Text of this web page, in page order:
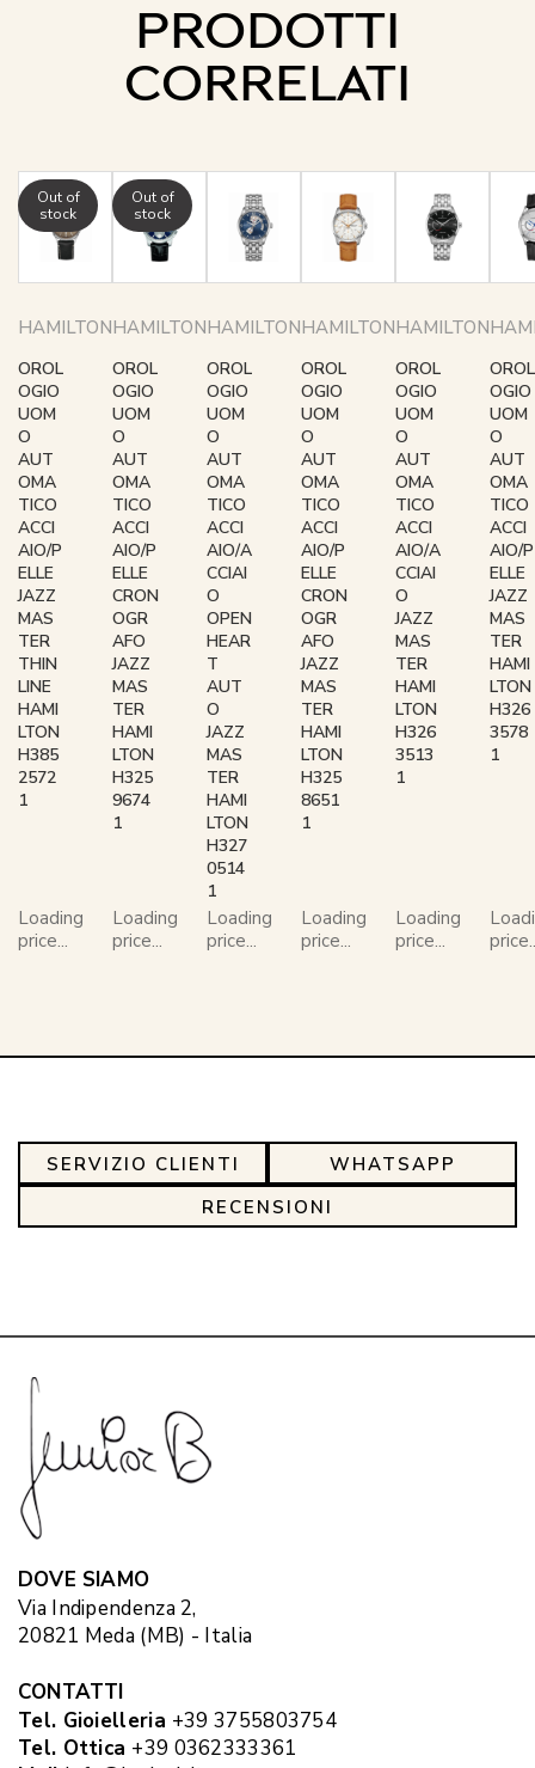
PRODOTTI
CORRELATI
HAMILTON
Out of
stock
OROL
OGIO
UOM
O
AUT
OMA
TICO
ACCI
AIO/P
ELLE
JAZZ
MAS
TER
THIN
LINE
HAMI
LTON
H385
2572
1
Loading
price...
HAMILTON
Out of
stock
OROL
OGIO
UOM
O
AUT
OMA
TICO
ACCI
AIO/P
ELLE
CRON
OGR
AFO
JAZZ
MAS
TER
HAMI
LTON
H325
9674
1
Loading
price...
HAMILTON
OROL
OGIO
UOM
O
AUT
OMA
TICO
ACCI
AIO/A
CCIAI
O
OPEN
HEAR
T
AUT
O
JAZZ
MAS
TER
HAMI
LTON
H327
0514
1
Loading
price...
HAMILTON
OROL
OGIO
UOM
O
AUT
OMA
TICO
ACCI
AIO/P
ELLE
CRON
OGR
AFO
JAZZ
MAS
TER
HAMI
LTON
H325
8651
1
Loading
price...
HAMILTON
OROL
OGIO
UOM
O
AUT
OMA
TICO
ACCI
AIO/A
CCIAI
O
JAZZ
MAS
TER
HAMI
LTON
H326
3513
1
Loading
price...
OROL
OGIO
UOM
O
AUT
OMA
TICO
ACCI
AIO/P
ELLE
JAZZ
MAS
TER
HAMI
LTON
H326
3578
1
SERVIZIO CLIENTI
WHATSAPP
RECENSIONI
DOVE SIAMO
Via Indipendenza 2,
20821 Meda (MB) - Italia
CONTATTI
Tel. Gioielleria +39 3755803754
Tel. Ottica +39 0362333361